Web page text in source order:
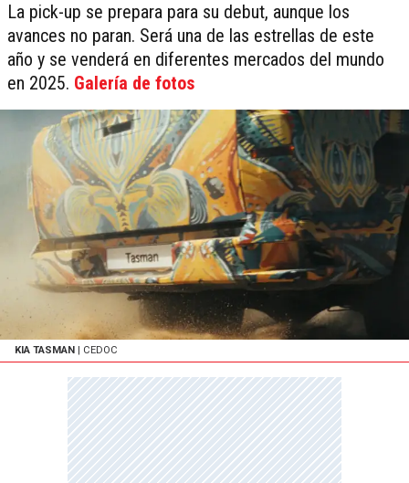
La pick-up se prepara para su debut, aunque los
avances no paran. Será una de las estrellas de este
año y se venderá en diferentes mercados del mundo
en 2025. Galería de fotos
KIA TASMAN | CEDOC